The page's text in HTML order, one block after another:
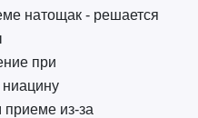
натощак - решается
при
ниацину
из-за